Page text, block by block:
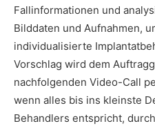
Fallinformationen und
Bilddaten und Aufnahmen,
individualisierte
Vorschlag wird dem
nachfolgenden Video-Call
wenn alles bis ins kleinste
Behandlers entspricht,